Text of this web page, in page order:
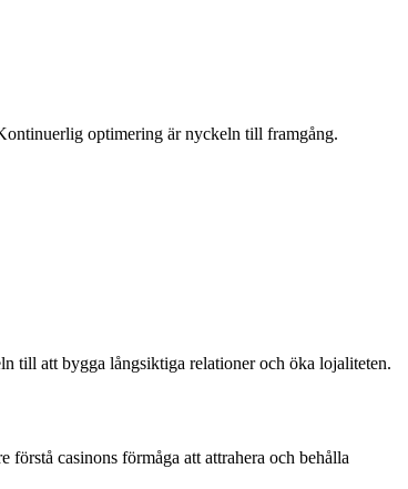
optimering är nyckeln till framgång.
till att bygga långsiktiga relationer och öka lojaliteten.
casinons förmåga att attrahera och behålla